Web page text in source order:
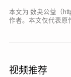
本文为 数央公益（
作者。本文仅代表原
视频推荐